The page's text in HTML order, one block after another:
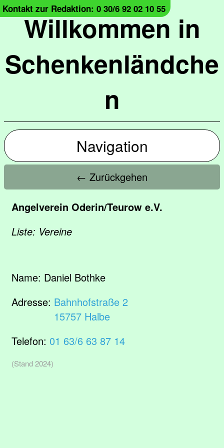
Willkommen in
Schenkenländche
n
Kontakt zur Redaktion: 0 30/6 92 02 10 55
Navigation
← Zurückgehen
Angelverein Oderin/Teurow e.V.
Liste: Vereine
Name: Daniel Bothke
Adresse: Bahnhofstraße 2
15757 Halbe
Telefon: 01 63/6 63 87 14
(Stand 2024)